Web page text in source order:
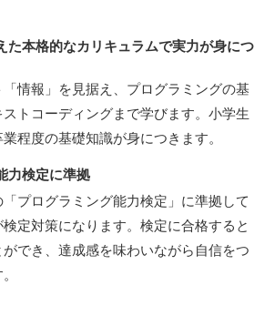
た本格的なカリキュラムで実力が身につ
情報」を見据え、プログラミングの基
トコーディングまで学びます。小学生
程度の基礎知識が身につきます。
力検定に準拠
プログラミング能力検定」に準拠して
定対策になります。検定に合格すると
でき、達成感を味わいながら自信をつ